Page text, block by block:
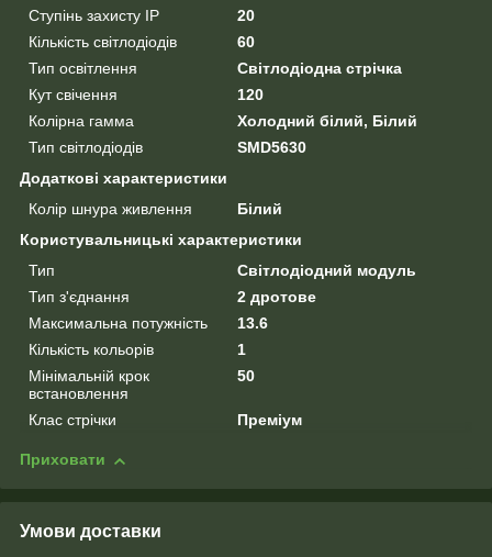
Ступінь захисту IP
20
Кількість світлодіодів
60
Тип освітлення
Світлодіодна стрічка
Кут свічення
120
Колірна гамма
Холодний білий, Білий
Тип світлодіодів
SMD5630
Додаткові характеристики
Колір шнура живлення
Білий
Користувальницькі характеристики
Тип
Світлодіодний модуль
Тип з'єднання
2 дротове
Максимальна потужність
13.6
Кількість кольорів
1
Мінімальній крок
встановлення
50
Клас стрічки Преміум
Приховати
Умови доставки